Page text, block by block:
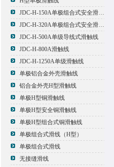
JDC-H-150A单极组合式安全滑触线
JDC-H-320A单极组合式安全滑触线
JDC-H-500A单级导线式滑触线
JDC-H-800A滑触线
JDC-H-1250A单级滑触线
单极铝合金外壳滑触线
铝合金外壳H型滑触线
单极H型铜滑触线
单极H型安全铜滑触线
单极H型组合式铜滑触线
单极组合式滑线（H型）
单极组合式滑线
无接缝滑线